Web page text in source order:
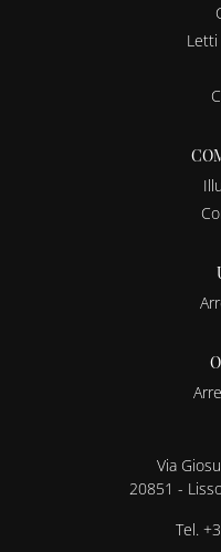
Letti
Via
20851 -
Tel.